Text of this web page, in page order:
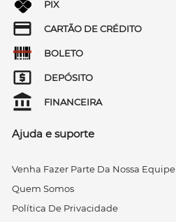
PIX
CARTÃO DE CRÉDITO
BOLETO
DEPÓSITO
FINANCEIRA
Ajuda e suporte
Venha Fazer Parte Da Nossa Equipe
Quem Somos
Política De Privacidade